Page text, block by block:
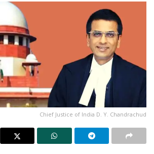
Chief Justice of India D. Y. Chandrachud